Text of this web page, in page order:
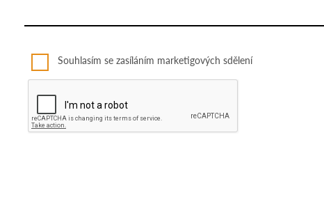
Souhlasím se zasíláním marketigových sdělení